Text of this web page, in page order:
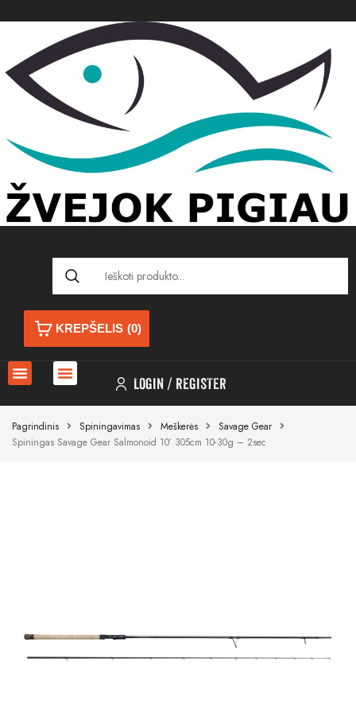
KREPŠELIS (0)
LOGIN REGISTER
Pagrindinis Spiningavimas Meškerės
Savage Gear
Spiningas Savage Gear Salmonoid 10′ 305cm 10-30g – 2sec